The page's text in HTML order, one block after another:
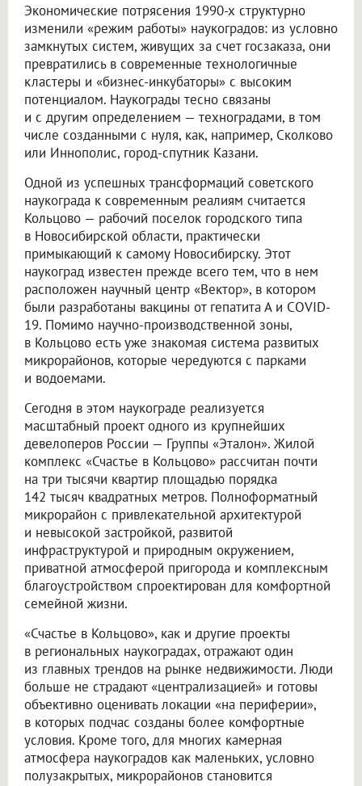
Экономические потрясения 1990-х структурно
изменили «режим работы» наукоградов: из условно
замкнутых систем, живущих за счет госзаказа, они
превратились в современные технологичные
кластеры и «бизнес-инкубаторы» с высоким
потенциалом. Наукограды тесно связаны
и с другим определением — техноградами, в том
числе созданными с нуля, как, например, Сколково
или Иннополис, город-спутник Казани.
Одной из успешных трансформаций советского
наукограда к современным реалиям считается
Кольцово — рабочий поселок городского типа
в Новосибирской области, практически
примыкающий к самому Новосибирску. Этот
наукоград известен прежде всего тем, что в нем
расположен научный центр «Вектор», в котором
были разработаны вакцины от гепатита А и COVID-
19. Помимо научно-производственной зоны,
в Кольцово есть уже знакомая система развитых
микрорайонов, которые чередуются с парками
и водоемами.
Сегодня в этом наукограде реализуется
масштабный проект одного из крупнейших
девелоперов России — Группы «Эталон». Жилой
комплекс «Счастье в Кольцово» рассчитан почти
на три тысячи квартир площадью порядка
142 тысяч квадратных метров. Полноформатный
микрорайон с привлекательной архитектурой
и невысокой застройкой, развитой
инфраструктурой и природным окружением,
приватной атмосферой пригорода и комплексным
благоустройством спроектирован для комфортной
семейной жизни.
«Счастье в Кольцово», как и другие проекты
в региональных наукоградах, отражают один
из главных трендов на рынке недвижимости. Люди
больше не страдают «централизацией» и готовы
объективно оценивать локации «на периферии»,
в которых подчас созданы более комфортные
условия. Кроме того, для многих камерная
атмосфера наукоградов как маленьких, условно
полузакрытых, микрорайонов становится